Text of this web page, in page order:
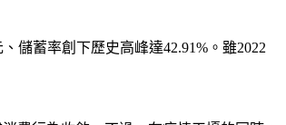
儲蓄率創下歷史高峰達42.91%。雖2022